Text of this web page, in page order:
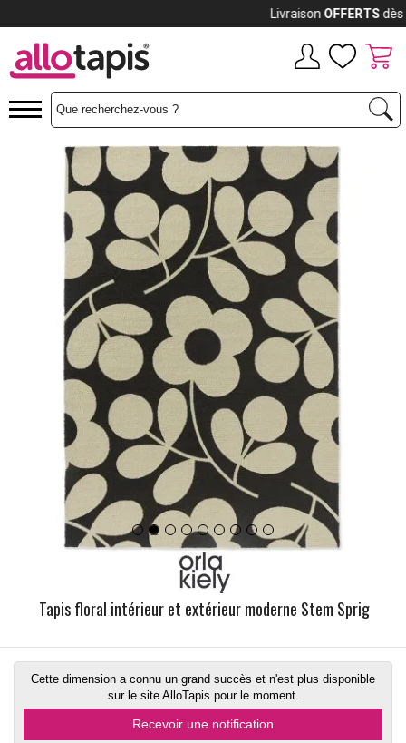
Tapis floral intérieur et extérieur moderne Stem Sprig
Cette dimension a connu un grand succès et n'est plus disponible
sur le site AlloTapis pour le moment.
Recevoir une notification